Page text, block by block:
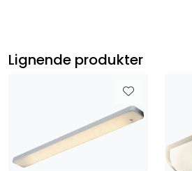
Lignende produkter